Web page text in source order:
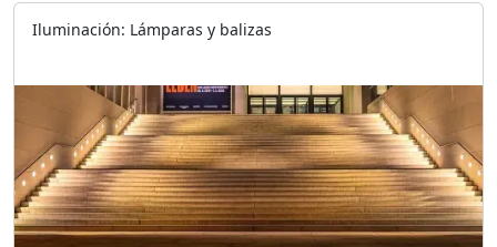
Iluminación: Lámparas y balizas